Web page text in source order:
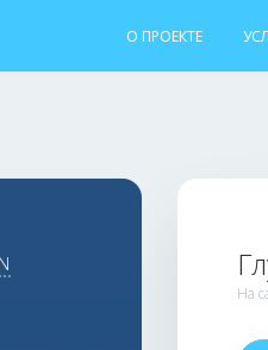
О ПРОЕКТЕ
На